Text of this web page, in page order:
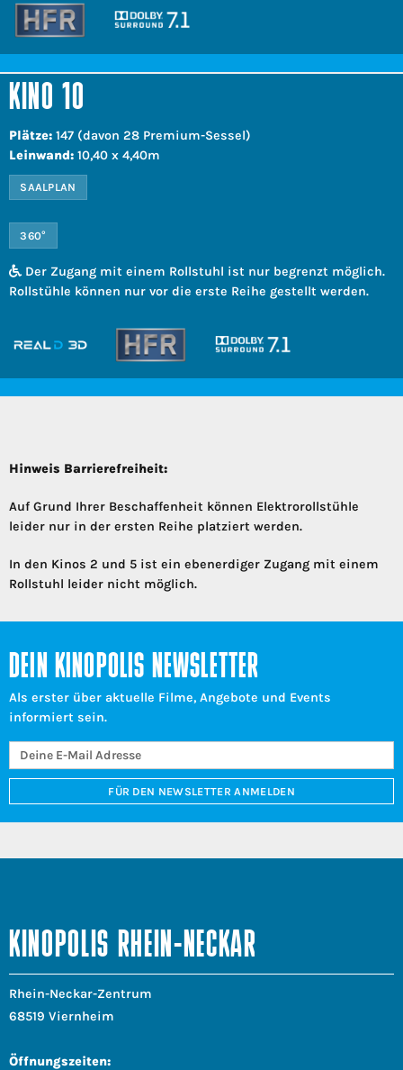
KINO 10
Plätze: 147 (davon 28 Premium-Sessel)
Leinwand: 10,40 x 4,40m
SAALPLAN
360°
Der Zugang mit einem Rollstuhl ist nur begrenzt möglich.
Rollstühle können nur vor die erste Reihe gestellt werden.
Hinweis Barrierefreiheit:
Auf Grund Ihrer Beschaffenheit können Elektrorollstühle
leider nur in der ersten Reihe platziert werden.
In den Kinos 2 und 5 ist ein ebenerdiger Zugang mit einem
Rollstuhl leider nicht möglich.
DEIN KINOPOLIS NEWSLETTER
Als erster über aktuelle Filme, Angebote und Events
informiert sein.
FÜR DEN NEWSLETTER ANMELDEN
KINOPOLIS RHEIN-NECKAR
Rhein-Neckar-Zentrum
68519 Viernheim
Öffnungszeiten: